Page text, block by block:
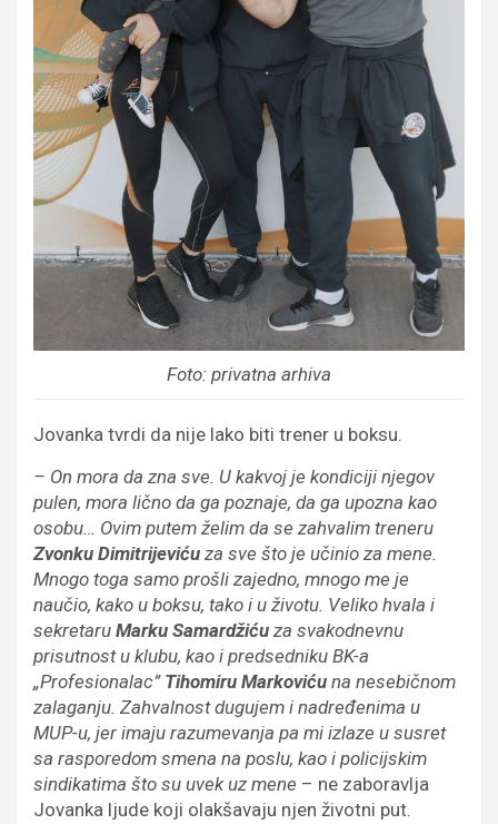
Foto: privatna arhiva
Jovanka tvrdi da nije lako biti trener u boksu.
– On mora da zna sve. U kakvoj je kondiciji njegov
pulen, mora lično da ga poznaje, da ga upozna kao
osobu… Ovim putem želim da se zahvalim treneru
Zvonku Dimitrijeviću za sve što je učinio za mene.
Mnogo toga samo prošli zajedno, mnogo me je
naučio, kako u boksu, tako i u životu. Veliko hvala i
sekretaru Marku Samardžiću za svakodnevnu
prisutnost u klubu, kao i predsedniku BK-a
„Profesionalac” Tihomiru Markoviću na nesebičnom
zalaganju. Zahvalnost dugujem i nadređenima u
MUP-u, jer imaju razumevanja pa mi izlaze u susret
sa rasporedom smena na poslu, kao i policijskim
sindikatima što su uvekuz mene – ne zaboravlja
Jovanka ljude koji olakšavaju njen životni put.